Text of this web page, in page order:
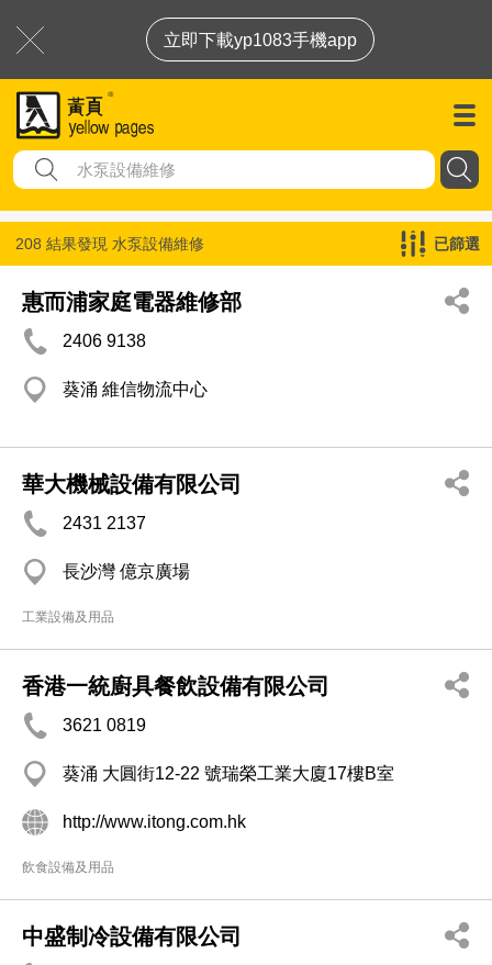
立即下載yp1083手機app
208 結果發現 水泵設備維修 已篩選
惠而浦家庭電器維修部
2406 9138
葵涌 維信物流中心
華大機械設備有限公司
2431 2137
長沙灣 億京廣場
工業設備及用品
香港一統廚具餐飲設備有限公司
3621 0819
葵涌 大圓街12-22 號瑞榮工業大廈17樓B室
http://www.itong.com.hk
飲食設備及用品
中盛制冷設備有限公司